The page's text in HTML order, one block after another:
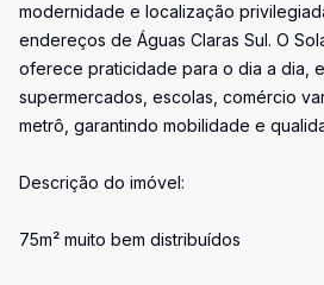
modernidade e localização
endereços de Águas Claras Sul. O
oferece praticidade para o dia a dia,
supermercados, escolas, comércio
metrô, garantindo mobilidade e
Descrição do imóvel:
75m² muito bem distribuídos